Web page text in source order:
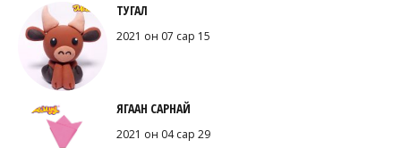
ТУГАЛ
2021 он 07 сар 15
ЯГААН САРНАЙ
2021 он 04 сар 29